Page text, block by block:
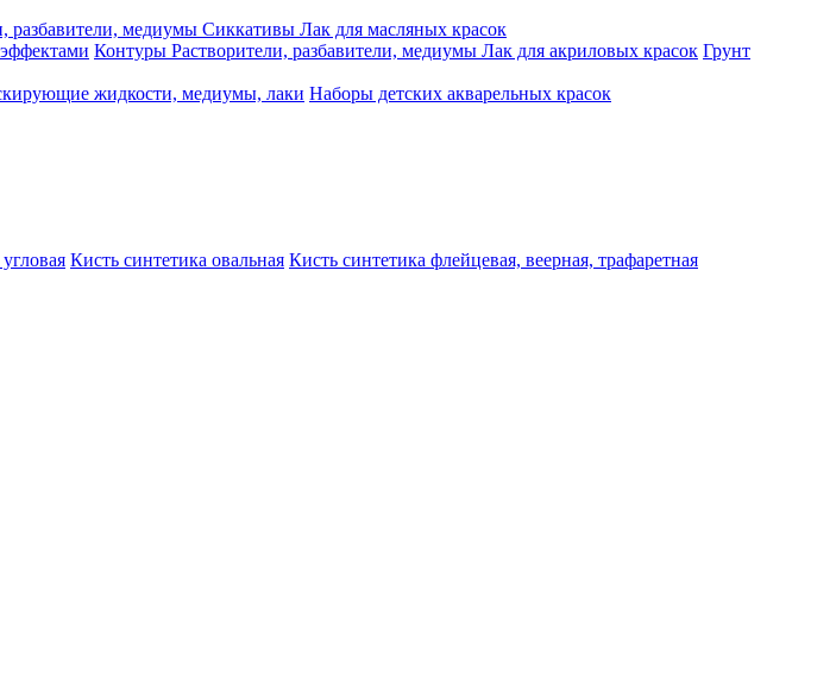
разбавители, медиумы Сиккативы Лак для масляных красок
Контуры Растворители, разбавители, медиумы Лак для акриловых красок Грунт
жидкости, медиумы, лаки Наборы детских акварельных красок
Кисть синтетика овальная Кисть синтетика флейцевая, веерная, трафаретная